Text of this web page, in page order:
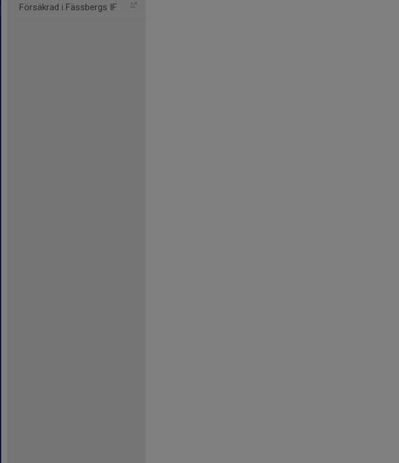
Försäkrad i Fässbergs IF